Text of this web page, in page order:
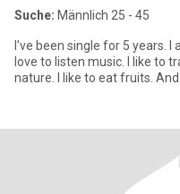
Suche: Männlich 25 - 45
I've been single for 5 years. I am a single mother. I like to cook. I
love to listen music. I like to
nature. I like to eat fruits. And